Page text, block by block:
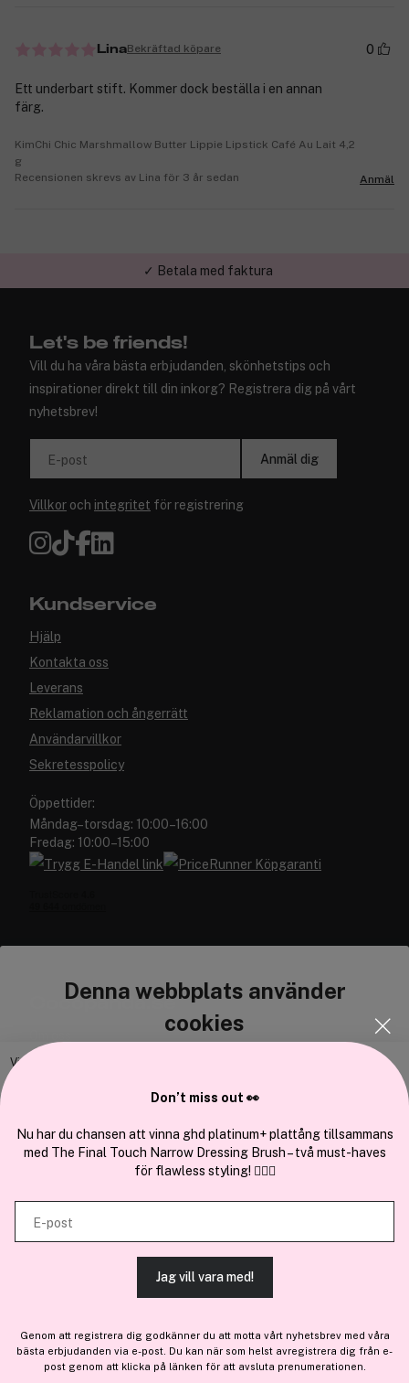
Denna webbplats använder
cookies
Vi använder enhetsidentifierare för att anpassa innehållet och
och annan information från din enhet till de sociala medier och annons-
och analysföretag som vi samarbetar med. Dessa kan i sin tur
kombinera informationen med annan information som du har
tillhandahållit eller som de har samlat in när du har använt deras
tjänster.
TILLÅT ALLA COOKIES
VISA DETALJER
LinaBekräftad köpare 0
Ett underbart stift. Kommer dock beställa i en annan
färg.
KimChi Chic Marshmallow Butter Lippie Lipstick Café Au Lait 4,2
g
Recensionen skrevs av Lina för 3 år sedan
Anmäl
Let's be friends!
Vill du ha våra bästa erbjudanden, skönhetstips och
inspirationer direkt till din inkorg? Registrera dig på vårt
nyhetsbrev!
E-post Anmäl dig
Villkor och integritet för registrering
Kundservice
Hjälp
Kontakta oss
Leverans
Reklamation och ångerrätt
Användarvillkor
Sekretesspolicy
Öppettider:
Måndag–torsdag: 10:00–16:00
Fredag: 10:00–15:00
Cocopanda.se
En del avBrandsdal Group AS
Don’t miss out 👀
Nu har du chansen att vinna ghd platinum+ plattång tillsammans
med The Final Touch Narrow Dressing Brush – två must-haves
för flawless styling! 💇‍♀️✨
E-post
Jag vill vara med!
Genom att registrera dig godkänner du att motta vårt nyhetsbrev med våra
bästa erbjudanden via e-post. Du kan när som helst avregistrera dig från e-
post genom att klicka på länken för att avsluta prenumerationen.